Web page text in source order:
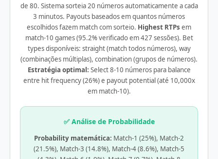
de 80. Sistema sorteia 20 números automaticamente a cada
3 minutos. Payouts baseados em quantos números
escolhidos fazem match com sorteio. Highest RTPs em
match-10 games (95.2% verificado em 427 sessões). Bet
types disponíveis: straight (match todos números), way
(combinações múltiplas), combination (grupos de números).
Estratégia optimal: Select 8-10 números para balance
entre hit frequency (26%) e payout potential (até 10,000x
em match-10).
✅ Análise de Probabilidade
Probability matemática: Match-1 (25%), Match-2
(21.5%), Match-3 (14.8%), Match-4 (8.6%), Match-5